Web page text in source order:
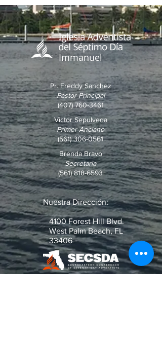
Immanuel
Pr. Freddy Sanchez
Pastor Principal
(407) 760-3461
Victor Sepulveda
Primer Anciano
(561) 306-0561
Brenda Bravo
Secretaria
(561) 818-6593
Nuestra Dirección:
4100 Forest Hill Blvd.
West Palm Beach, FL
33406